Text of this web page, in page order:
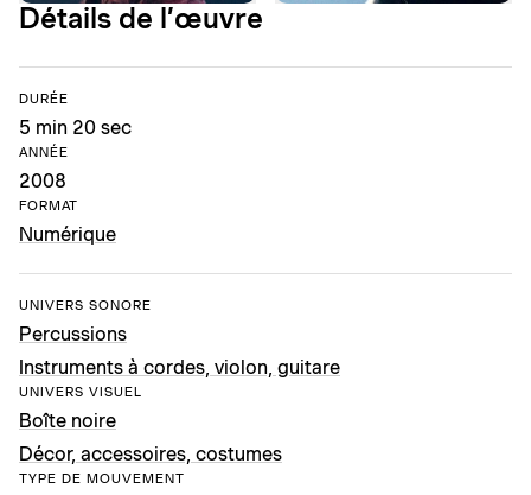
Détails de l’œuvre
DURÉE
5 min 20 sec
ANNÉE
2008
FORMAT
Numérique
UNIVERS SONORE
Percussions
Instruments à cordes, violon, guitare
UNIVERS VISUEL
Boîte noire
Décor, accessoires, costumes
TYPE DE MOUVEMENT